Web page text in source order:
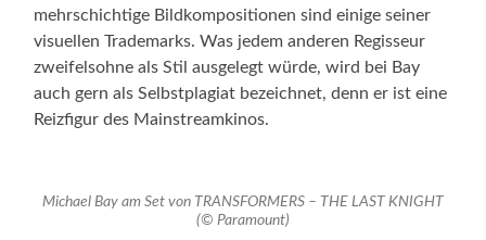
mehrschichtige Bildkompositionen sind einige seiner
visuellen Trademarks. Was jedem anderen Regisseur
zweifelsohne als Stil ausgelegt würde, wird bei Bay
auch gern als Selbstplagiat bezeichnet, denn er ist eine
Reizfigur des Mainstreamkinos.
Michael Bay am Set von TRANSFORMERS – THE LAST KNIGHT
(© Paramount)